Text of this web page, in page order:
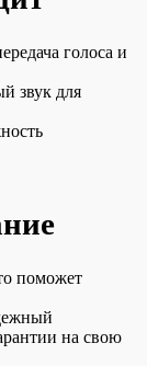
голоса и
звук для
поможет
на свою